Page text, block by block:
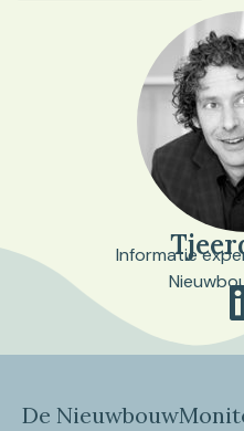
Informatie
De